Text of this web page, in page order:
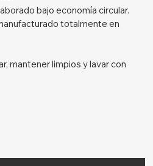
bajo economía circular.
totalmente en
mantener limpios y lavar con